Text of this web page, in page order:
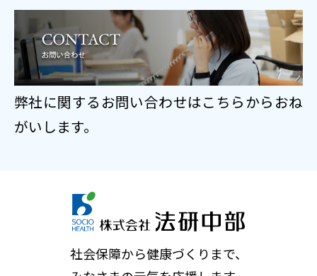
弊社に関するお問い合わせはこちらからおね
がいします。
社会保障から健康づくりまで、